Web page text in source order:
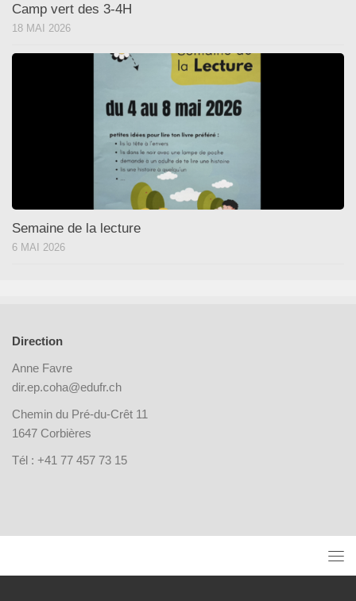
Camp vert des 3-4H
18 MAI 2026
Semaine de la lecture
6 MAI 2026
Direction
Anne Favre
dir.ep.coha@edufr.ch
Chemin du Pré-du-Crêt 11
1647 Corbières
Tél : +41 77 457 73 15